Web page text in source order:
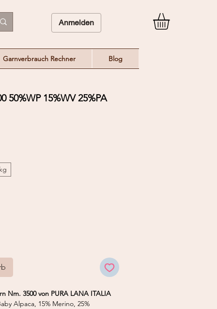
Anmelden
Garnverbrauch Rechner Blog
50%WP 15%WV 25%PA
Nm. 3500 von PURA LANA ITALIA
Alpaca, 15% Merino, 25%